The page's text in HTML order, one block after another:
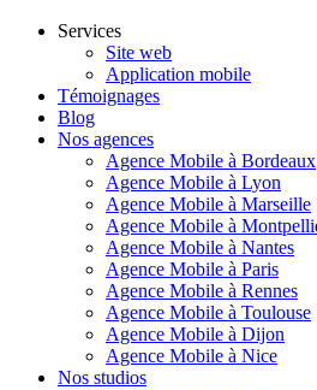
Services
Site web
Application mobile
Témoignages
Blog
Nos agences
Agence Mobile à Bordeaux
Agence Mobile à Lyon
Agence Mobile à Marseille
Agence Mobile à
Agence Mobile à Nantes
Agence Mobile à Paris
Agence Mobile à Rennes
Agence Mobile à Toulouse
Agence Mobile à Dijon
Agence Mobile à Nice
Nos studios